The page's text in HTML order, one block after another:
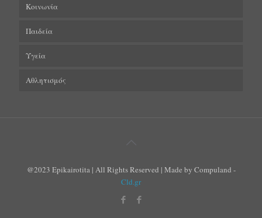
Κοινωνία
Παιδεία
Υγεία
Αθλητισμός
@2023 Epikairotita | All Rights Reserved | Made by Compuland -
Cld.gr